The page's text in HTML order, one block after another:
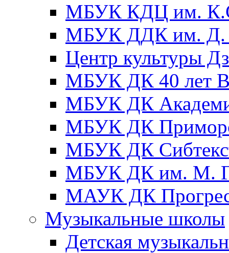
МБУК КДЦ им.
МБУК ДДК им. Д.
Центр культуры
МБУК ДК 40 лет
МБУК ДК
МБУК ДК
МБУК ДК
МБУК ДК им. М.
МАУК ДК
Музыкальные школы
Детская